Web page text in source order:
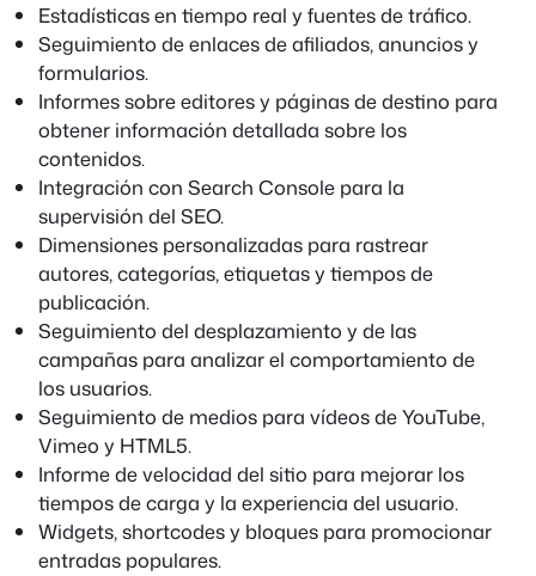
Estadísticas en tiempo real y fuentes de tráfico.
Seguimiento de enlaces de afiliados, anuncios y
formularios.
Informes sobre editores y páginas de destino para
obtener información detallada sobre los
contenidos.
Integración con Search Console para la
supervisión del SEO.
Dimensiones personalizadas para rastrear
autores, categorías, etiquetas y tiempos de
publicación.
Seguimiento del desplazamiento y de las
campañas para analizar el comportamiento de
los usuarios.
Seguimiento de medios para vídeos de YouTube,
Vimeo y HTML5.
Informe de velocidad del sitio para mejorar los
tiempos de carga y la experiencia del usuario.
Widgets, shortcodes y bloques para promocionar
entradas populares.